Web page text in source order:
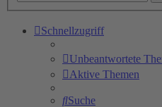
Schnellzugriff
Unbeantwortete
Aktive Themen
Suche